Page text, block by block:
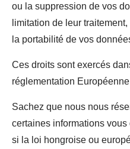
ou la suppression de vos
limitation de leur
la portabilité de vos
Ces droits sont exercés
réglementation
Sachez que nous nous
certaines informations
si la loi hongroise ou